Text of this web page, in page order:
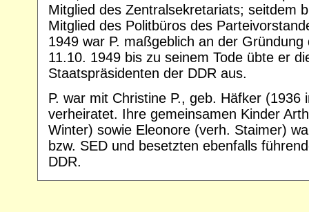
Mitglied des Zentralsekretariats; seitdem
Mitglied des Politbüros des
1949 war P. maßgeblich an der
11.10. 1949 bis zu seinem Tode übte er
Staatspräsidenten der DDR aus.
P. war mit Christine P., geb. Häfker (1936
verheiratet. Ihre gemeinsamen Kinder
Winter) sowie Eleonore (verh. Staimer)
bzw. SED und besetzten ebenfalls
DDR.